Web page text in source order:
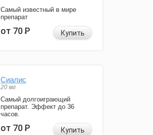
Самый известный в мире
препарат
от 70Р Купить
Сиалис
20 мг
Самый долгоиграющий
препарат. Эффект до 36
часов.
от 70Р Купить